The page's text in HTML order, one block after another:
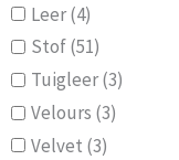
Leer(4)
Stof(51)
Tuigleer(3)
Velours (3)
Velvet (3)